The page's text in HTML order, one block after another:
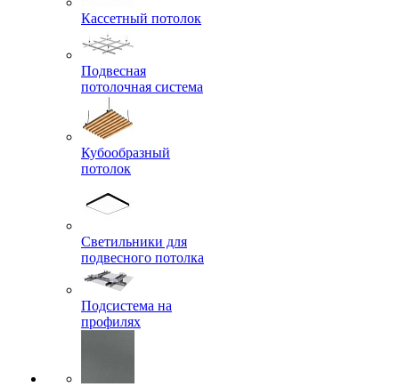
Кассетный потолок
Подвесная
потолочная система
Кубообразный
потолок
Светильники для
подвесного потолка
Подсистема на
профилях